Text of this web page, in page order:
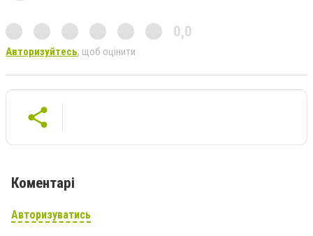
0,0
Авторизуйтесь, щоб оцінити
Коментарі
Авторизуватись